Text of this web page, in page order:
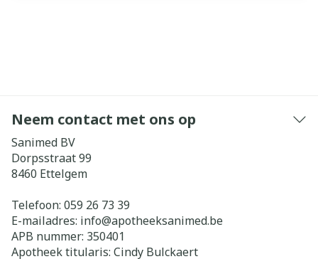
Neem contact met ons op
Sanimed BV
Dorpsstraat 99
8460 Ettelgem
Telefoon: 059 26 73 39
E-mailadres: info@apotheeksanimed.be
APB nummer: 350401
Apotheek titularis: Cindy Bulckaert